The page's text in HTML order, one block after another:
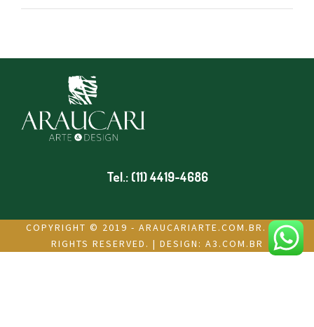
Tel.: (11) 4419-4686
COPYRIGHT © 2019 - ARAUCARIARTE.COM.BR. ALL
RIGHTS RESERVED. | DESIGN: A3.COM.BR